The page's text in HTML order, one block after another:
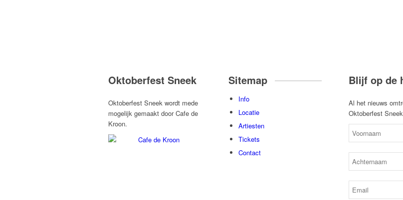
Oktoberfest Sneek
Oktoberfest Sneek wordt mede
mogelijk gemaakt door Cafe de
Kroon.
Sitemap
Info
Locatie
Artiesten
Tickets
Contact
Blijf op de
Al het nieuws
Oktoberfest